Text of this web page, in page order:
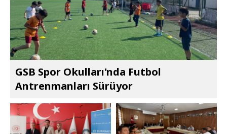
GSB Spor Okulları'nda Futbol
Antrenmanları Sürüyor